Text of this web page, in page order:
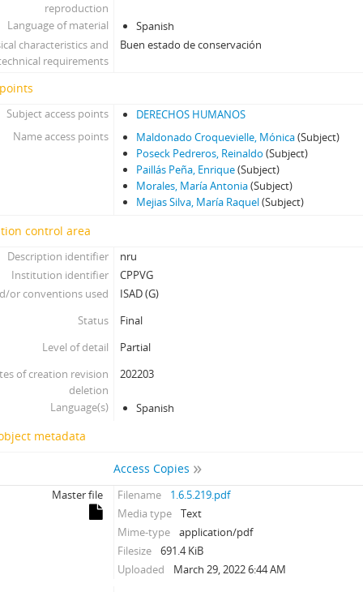
reproduction
Language of material
Spanish
characteristics and
requirements
Buen estado de conservación
Subject access points
DERECHOS HUMANOS
Name access points
Maldonado Croquevielle, Mónica(Subject)
Poseck Pedreros, Reinaldo (Subject)
Paillás Peña, Enrique(Subject)
Morales, María Antonia(Subject)
Mejias Silva, María Raquel(Subject)
control area
Description identifier
nru
Institution identifier
CPPVG
or conventions used
ISAD (G)
Status
Final
Level of detail
Partial
of creation revision
deletion
202203
Language(s) Spanish
metadata
Access Copies
Master file Filename
1.6.5.219.pdf
Media type
Text
Mime-type
application/pdf
Filesize
691.4 KiB
Uploaded
March 29, 2022 6:44 AM